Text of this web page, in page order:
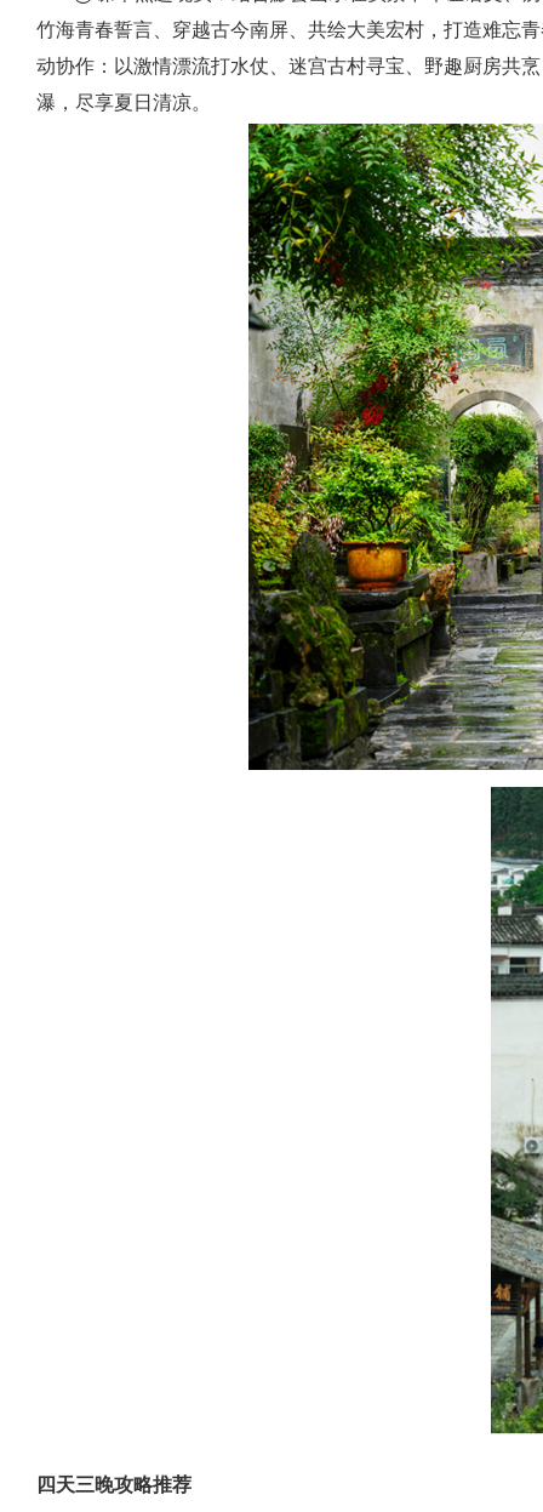
竹海青春誓言、穿越古今南屏、共绘大美宏村，打造难
动协作：以激情漂流打水仗、迷宫古村寻宝、野趣厨房共
瀑，尽享夏日清凉。
四天三晚攻略推荐